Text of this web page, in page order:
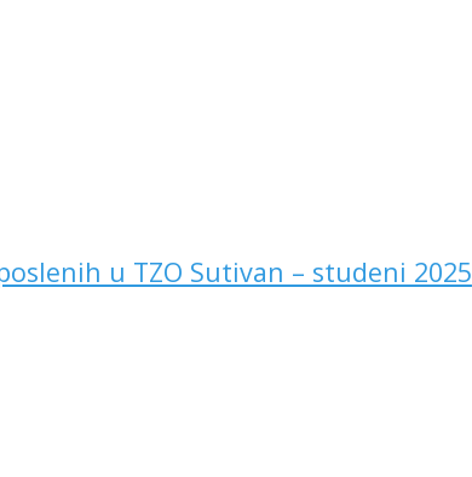
u TZO Sutivan – studeni 2025